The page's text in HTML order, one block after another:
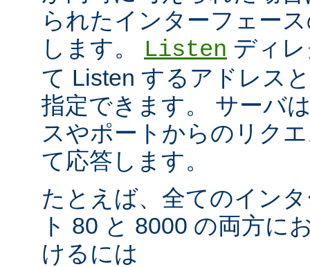
られたインターフェー
します。
Listen ディ
て Listen するアドレス
指定できます。 サーバ
スやポートからのリク
て応答します。
たとえば、全てのイン
ト 80 と 8000 の両方に
けるには